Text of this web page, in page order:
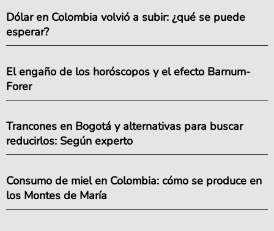
Dólar en Colombia volvió a subir: ¿qué se puede
esperar?
El engaño de los horóscopos y el efecto Barnum-
Forer
Trancones en Bogotá y alternativas para buscar
reducirlos: Según experto
Consumo de miel en Colombia: cómo se produce en
los Montes de María